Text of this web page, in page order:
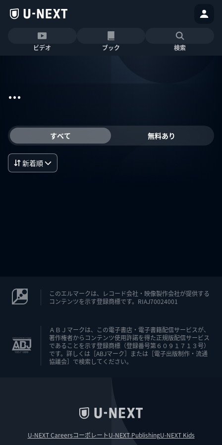
ビデオ ブック 検索
...
すべて 無料あり
新着順
このエルマークは、レコード会社・映像製作会社が提供する
コンテンツを示す登録商標です。RIAJ70024001
ＡＢＪマークは、この電子書店・電子書籍配信サービスが、
著作権者からコンテンツ使用許諾を得た正規版配信サービス
であることを示す登録商標（登録番号第６０９１７１３号）
です。詳しくは［ABJマーク］または［電子出版制作・流通
協議会］で検索してください。
U-NEXT CareersコーポレートU-NEXT PublishingU-NEXT Kids